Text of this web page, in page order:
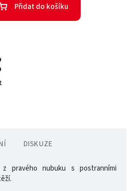
Přidat do košíku
DISKUZE
z pravého nubuku s postranními